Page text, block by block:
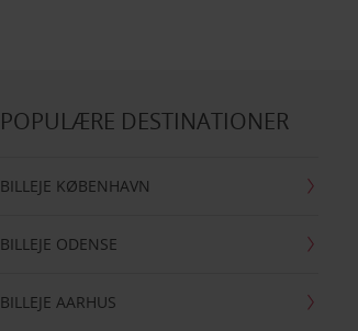
POPULÆRE DESTINATIONER
BILLEJE KØBENHAVN
BILLEJE ODENSE
BILLEJE AARHUS